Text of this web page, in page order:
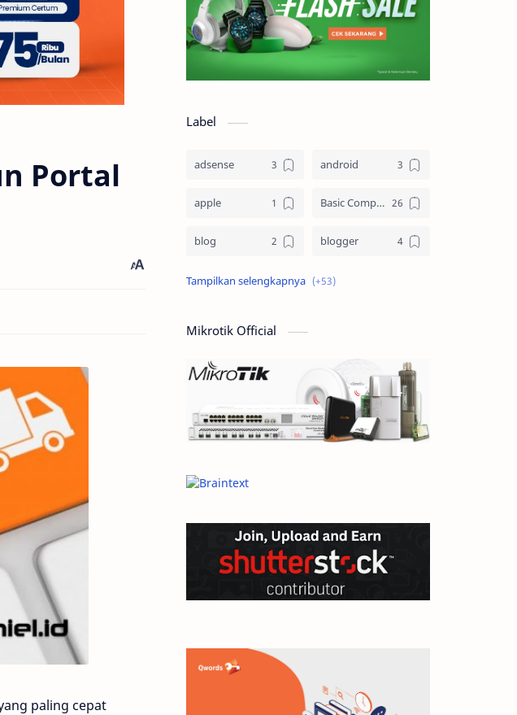
Portal
paling cepat
Label
adsense android
apple Basic Computing
blog blogger
Blogging
dokumen
e-commerce
ecommerce elearning
inspirational
jaringan
microsoft
monetize
Mikrotik Official